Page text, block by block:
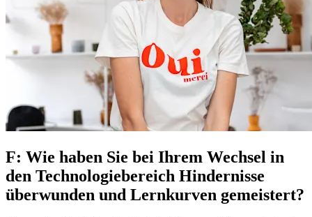
F: Wie haben Sie bei Ihrem Wechsel in
den Technologiebereich Hindernisse
überwunden und Lernkurven gemeistert?